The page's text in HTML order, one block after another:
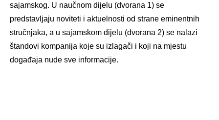
sajamskog. U naučnom dijelu (dvorana 1) se
predstavljaju noviteti i aktuelnosti od strane eminentnih
stručnjaka, a u sajamskom dijelu (dvorana 2) se nalazi
štandovi kompanija koje su izlagači i koji na mjestu
događaja nude sve informacije.